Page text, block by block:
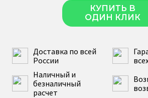
КУПИТЬ В
ОДИН КЛИК
Доставка по всей
России
Наличный и
безналичный
расчет